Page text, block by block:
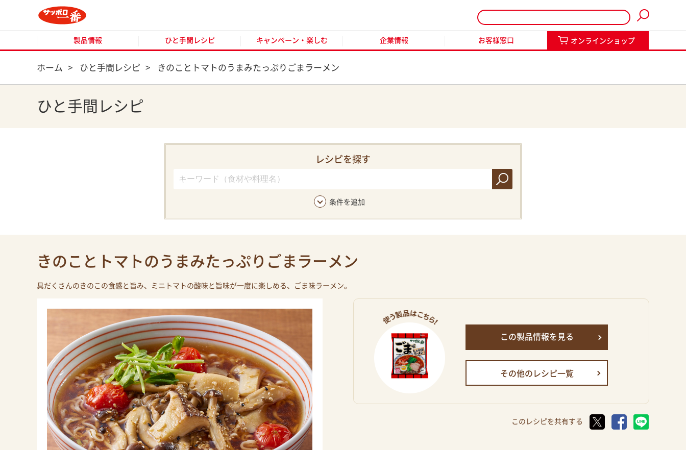
製品情報 ひと手間レシピ キャンペーン・楽しむ 企業情報 お客様窓口 オンラインショップ
オンラインショップ
ホーム > ひと手間レシピ > きのことトマトのうまみたっぷりごまラーメン
ひと手間レシピ
レシピを探す
条件を追加
きのことトマトのうまみたっぷりごまラーメン
具だくさんのきのこの食感と旨み、ミニトマトの酸味と旨味が一度に楽しめる、ごま味ラーメン。
この製品情報を見る
その他のレシピ一覧
このレシピを共有する